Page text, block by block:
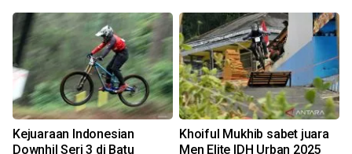
Kejuaraan Indonesian
Downhil Seri 3 di Batu
Khoiful Mukhib sabet juara
Men Elite IDH Urban 2025